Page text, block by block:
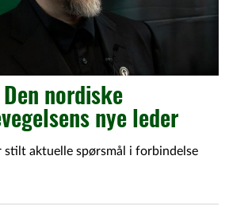
nordiske
nye leder
stilt aktuelle spørsmål i forbindelse